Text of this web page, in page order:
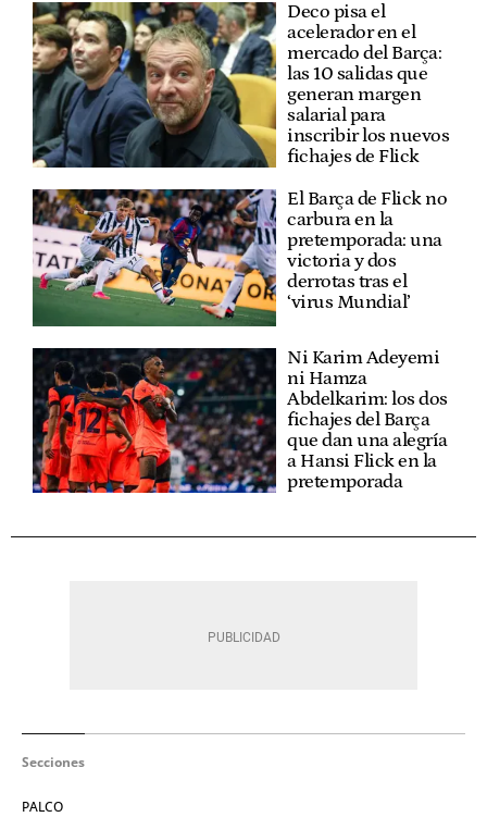
Deco pisa el
acelerador en el
mercado del Barça:
las 10 salidas que
generan margen
salarial para
inscribir los nuevos
fichajes de Flick
El Barça de Flick no
carbura en la
pretemporada: una
victoria y dos
derrotas tras el
‘virus Mundial’
Ni Karim Adeyemi
ni Hamza
Abdelkarim: los dos
fichajes del Barça
que dan una alegría
a Hansi Flick en la
pretemporada
Secciones
PALCO